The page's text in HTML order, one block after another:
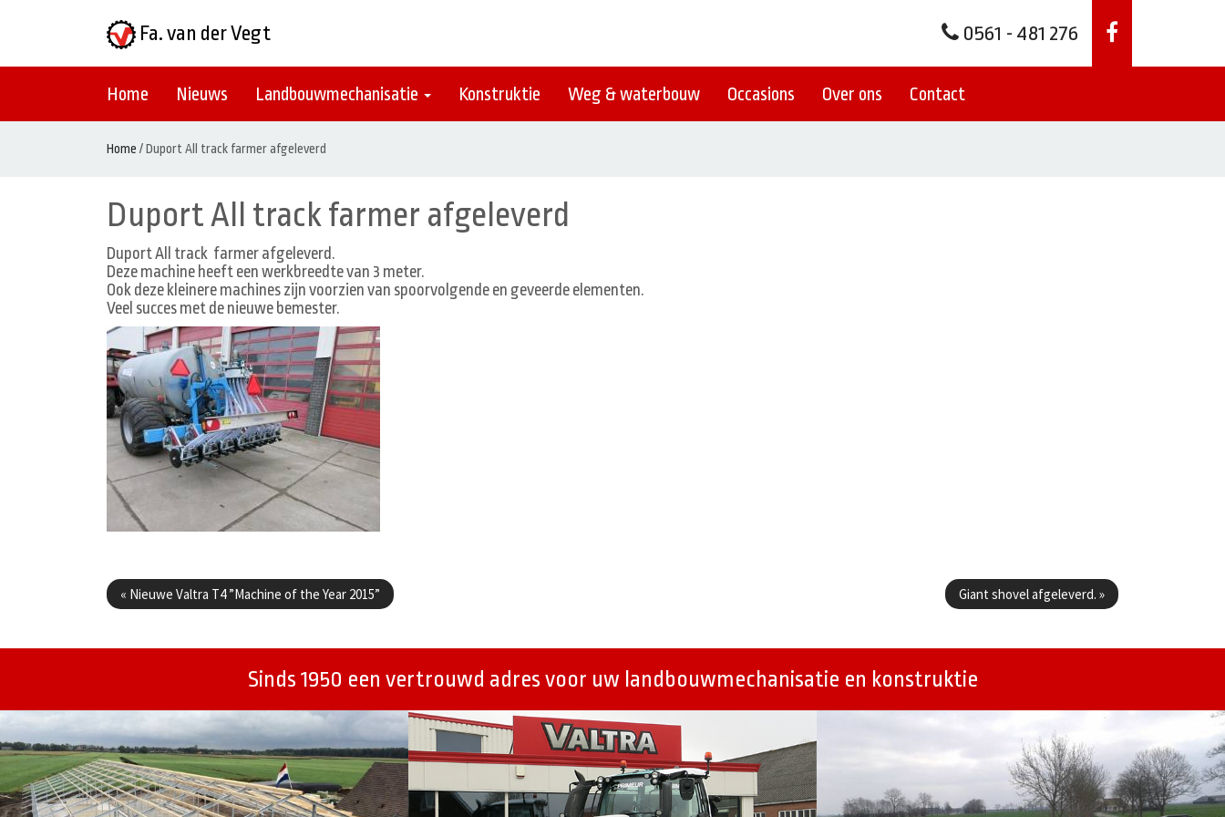
Fa. van der Vegt 0561 - 481 276
Home Nieuws Landbouwmechanisatie Konstruktie Weg & waterbouw Occasions Over ons Contact
Home /Duport All track farmer afgeleverd
Duport All track farmer afgeleverd
Duport All track farmer afgeleverd.
Deze machine heeft een werkbreedte van 3 meter.
Ook deze kleinere machines zijn voorzien van spoorvolgende en geveerde elementen.
Veel succes met de nieuwe bemester.
Berichtenmenu
« Nieuwe Valtra T4 ”Machine of the Year 2015” Giant shovel afgeleverd. »
Sinds 1950 een vertrouwd adres voor uw landbouwmechanisatie en konstruktie